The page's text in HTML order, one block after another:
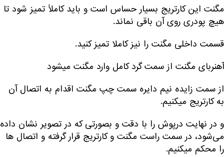
مگنت این کارتریج بسیار حساس است و باید کاملاً تمیز شود تا
هیچ پودری روی آن باقی نماند.
قسمت داخلی مگنت را نیز کاملا تمیز کنید.
آهنربای مگنت از سمت گرد کامل وارد مگنت میشود
از سمت زایده نیم دایره سمت چپ مگنت اقدام به اتصال آن
به کارتریج میکنیم.
و در نهایت درپوش را با دقت و بصورتی که در تصویر نشان داده
می‌شود، در سمت راست مگنت و کارتریج قرار گرفته و اتصال ها
را محکم میکنیم.